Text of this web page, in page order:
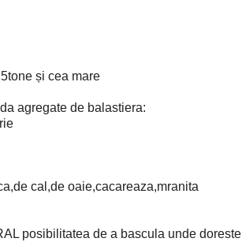
și cea mare
agregate de balastiera:
cal,de oaie,cacareaza,mranita
posibilitatea de a bascula unde doreste